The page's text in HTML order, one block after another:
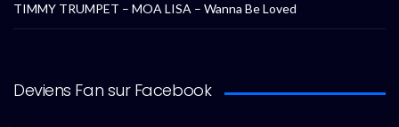
TIMMY TRUMPET – MOA LISA – Wanna Be Loved
Deviens Fan sur Facebook